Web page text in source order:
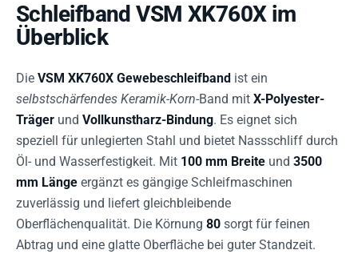
Schleifband VSM XK760X im
Überblick
Die VSM XK760X Gewebeschleifband ist ein
selbstschärfendes Keramik-Korn-Band mit X-Polyester-
Träger und Vollkunstharz-Bindung. Es eignet sich
speziell für unlegierten Stahl und bietet Nassschliff durch
Öl- und Wasserfestigkeit. Mit 100 mm Breite und 3500
mm Länge ergänzt es gängige Schleifmaschinen
zuverlässig und liefert gleichbleibende
Oberflächenqualität. Die Körnung 80 sorgt für feinen
Abtrag und eine glatte Oberfläche bei guter Standzeit.